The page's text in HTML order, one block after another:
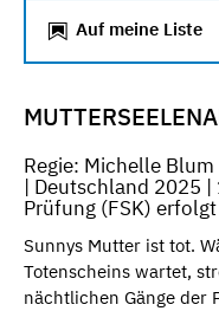
Auf meine Liste
Regie: Michelle Blum
| Deutschland 2025
Prüfung (FSK) erfolgt
Sunnys Mutter ist tot.
Totenscheins wartet,
nächtlichen Gänge der